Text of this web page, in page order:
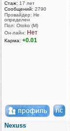
Стаж: 17 лет
Сообщений: 2790
Провайдер: Не
определен
Пол: Otoko (M)
Он-лайн: Нет
Карма: +0.01
Nexuss